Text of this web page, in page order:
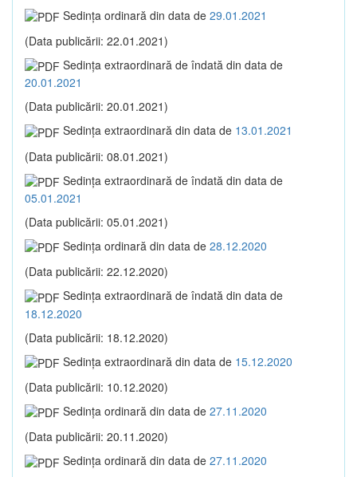
Sedinţa ordinară din data de 29.01.2021
(Data publicării: 22.01.2021)
Sedinţa extraordinară de îndată din data de
20.01.2021
(Data publicării: 20.01.2021)
Sedinţa extraordinară din data de 13.01.2021
(Data publicării: 08.01.2021)
Sedinţa extraordinară de îndată din data de
05.01.2021
(Data publicării: 05.01.2021)
Sedinţa ordinară din data de 28.12.2020
(Data publicării: 22.12.2020)
Sedinţa extraordinară de îndată din data de
18.12.2020
(Data publicării: 18.12.2020)
Sedinţa extraordinară din data de 15.12.2020
(Data publicării: 10.12.2020)
Sedinţa ordinară din data de 27.11.2020
(Data publicării: 20.11.2020)
Sedinţa ordinară din data de 27.11.2020